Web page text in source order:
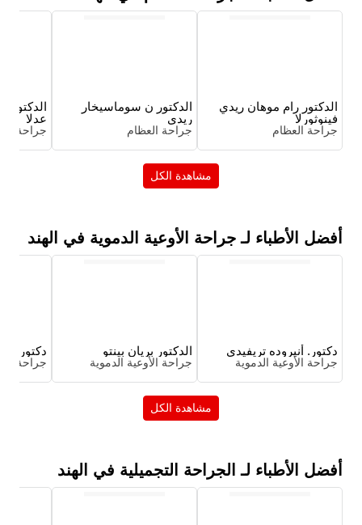
الدكتور رام موهان ريدي
فينوثورلا
جراحة العظام
الدكتور ن سوماسيخار
ريدي
جراحة العظام
الدكتور
عدلا
جراحة
مشاهدة الكل
أفضل الأطباء لـ جراحة الأوعية الدموية في الهند
دكتور. أنيروده تريفيدي
جراحة الأوعية الدموية
الدكتور بريان بينتو
جراحة الأوعية الدموية
دكتور.
جراحة
مشاهدة الكل
أفضل الأطباء لـ الجراحة التجميلية في الهند